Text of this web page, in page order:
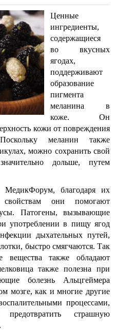
Ценные
ингредиенты,
содержащиеся
во вкусных
ягодах,
поддерживают
образование
пигмента
меланина в
коже. Он
кожи от повреждения
меланин также
можно сохранить свой
дольше, путем
МедикФорум, благодаря их
свойствам они помогают
Патогены, вызывающие
употреблении в пищу ягод
дыхательных путей,
быстро смягчаются. Так
вещества также обладают
также полезна при
болезнь Альцгеймера
мозге, как и многие другие
процессами,
страшную